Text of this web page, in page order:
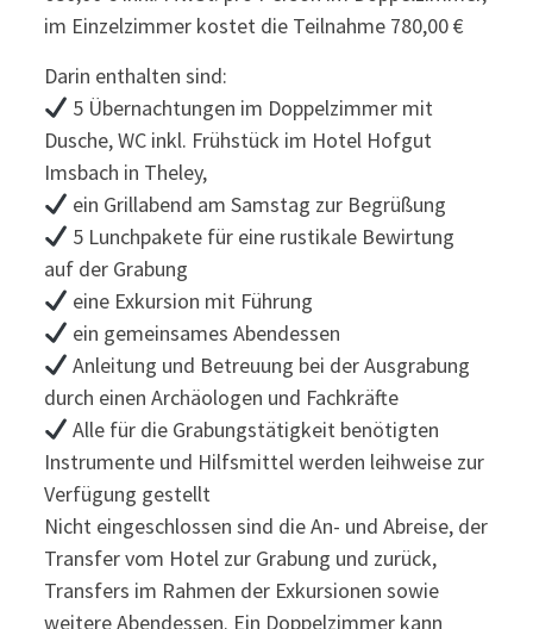
im Einzelzimmer kostet die Teilnahme 780,00 €
Darin enthalten sind:
5 Übernachtungen im Doppelzimmer mit
Dusche, WC inkl. Frühstück im Hotel Hofgut
Imsbach in Theley,
ein Grillabend am Samstag zur Begrüßung
5 Lunchpakete für eine rustikale Bewirtung
auf der Grabung
eine Exkursion mit Führung
ein gemeinsames Abendessen
Anleitung und Betreuung bei der Ausgrabung
durch einen Archäologen und Fachkräfte
Alle für die Grabungstätigkeit benötigten
Instrumente und Hilfsmittel werden leihweise zur
Verfügung gestellt
Nicht eingeschlossen sind die An- und Abreise, der
Transfer vom Hotel zur Grabung und zurück,
Transfers im Rahmen der Exkursionen sowie
weitere Abendessen. Ein Doppelzimmer kann